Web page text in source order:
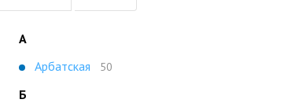
А
Арбатская
50
Б